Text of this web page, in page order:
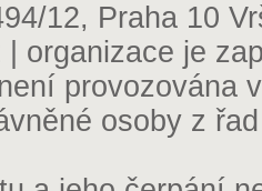
12, Praha 10
| organizace je
provozována
osoby z